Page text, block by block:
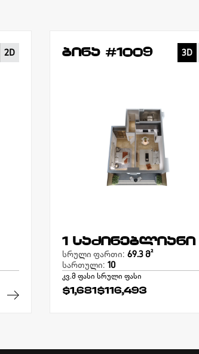
2D ბინა #1009 3D
1 საძინებლიანი
სრული ფართი: 69.3 Მ²
სართული: 10
კვ.მ ფასი
$1,681
სრული ფასი
$116,493